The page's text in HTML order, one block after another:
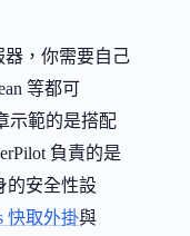
器，你需要自己
等都可
示範的是搭配
負責的是
的安全性設
快取外掛與